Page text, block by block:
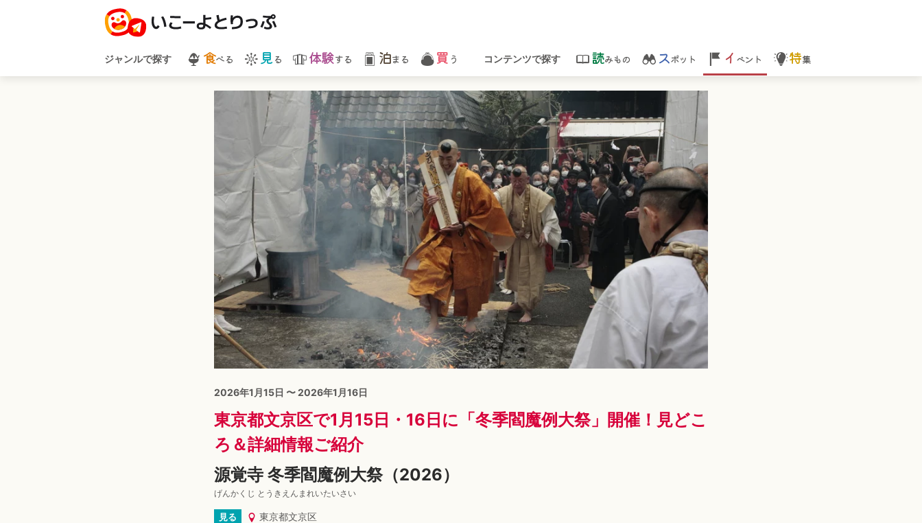
ジャンルで探す 食べる 見 る 体験する 泊まる 買 う コンテンツで探す 読みもの スポット イ ベント 特集
2026年1月15日 〜 2026年1月16日
東京都文京区で1月15日・16日に「冬季閻魔例大祭」開催！見どこ
ろ＆詳細情報ご紹介
源覚寺 冬季閻魔例大祭（2026）
げんかくじ とうきえんまれいたいさい
見る 東京都文京区